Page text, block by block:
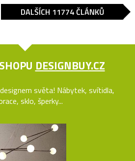
DALŠÍCH 11774 ČLÁNKŮ
DESIGNBUY.CZ
světa! Nábytek, svítidla,
sklo, šperky...